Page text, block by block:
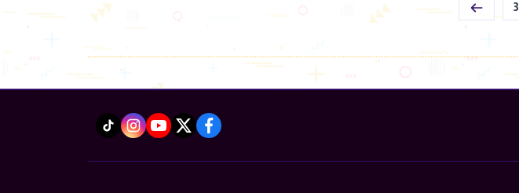
3
facebook
twitter
youtube
instagram
tiktok